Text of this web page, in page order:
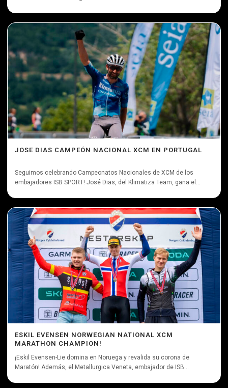
JOSE DIAS CAMPEÓN NACIONAL XCM EN PORTUGAL
Seguimos celebrando Campeonatos Nacionales de XCM de los
embajadores ISB SPORT! José Dias, del Klimatiza Team, gana el...
ESKIL EVENSEN NORWEGIAN NATIONAL XCM
MARATHON CHAMPION!
¡Eskil Evensen-Lie domina en Noruega y revalida su corona de
Maratón! Además, el Metallurgica Veneta, embajador de ISB...